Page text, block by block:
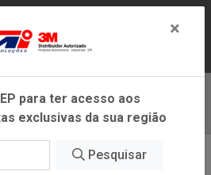
DENTRO DO ESTADO DE
GERAIS.
Baixe já nosso APP
×
para ter acesso aos
exclusivas da sua região
Pesquisar